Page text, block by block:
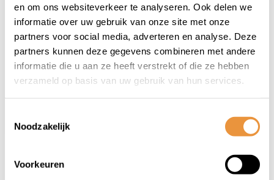
en om ons websiteverkeer te analyseren. Ook delen we
informatie over uw gebruik van onze site met onze
partners voor social media, adverteren en analyse. Deze
partners kunnen deze gegevens combineren met andere
informatie die u aan ze heeft verstrekt of die ze hebben
verzameld op basis van uw gebruik van hun services.
Noodzakelijk
Voorkeuren
Mips Black maat M
Niet op voorraad
99,95
87,95